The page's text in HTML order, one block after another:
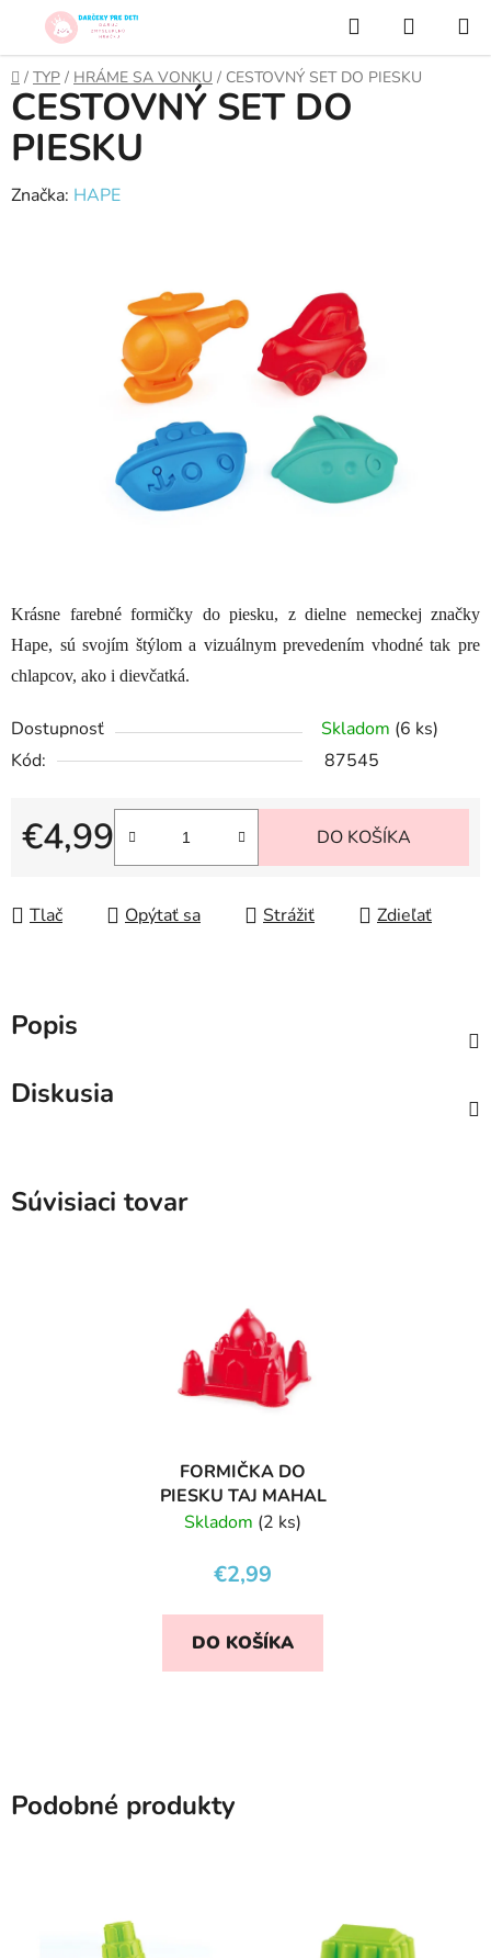
obsah
Hľadať
KOŠÍK
Domov
/ TYP / HRÁME SA VONKU / CESTOVNÝ SET DO PIESKU
Krásne farebné formičky do piesku, z dielne nemeckej značky
Hape, sú svojím štýlom a vizuálnym prevedením vhodné tak pre
chlapcov, ako i dievčatká.
Dostupnosť Skladom (6 ks)
Kód:
87545
€4,99
Jednotková cena:
DO KOŠÍKA
Tlač Opýtať sa Strážiť Zdieľať
CESTOVNÝ SET DO
PIESKU
Značka: HAPE
Popis
Diskusia
Súvisiaci tovar
FORMIČKA DO
PIESKU TAJ MAHAL
Skladom (2 ks)
€2,99
DO KOŠÍKA
Podobné produkty